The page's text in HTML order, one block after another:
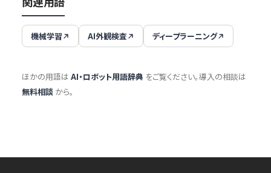
機械学習 AI外観検査 ディープラーニング
ほかの用語は AI・ロボット用語辞典 をご覧ください。導入の相談は
無料相談 から。